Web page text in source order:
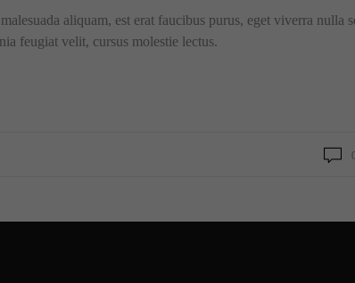
aliquam, est erat faucibus purus, eget viverra nulla
feugiat velit, cursus molestie lectus.